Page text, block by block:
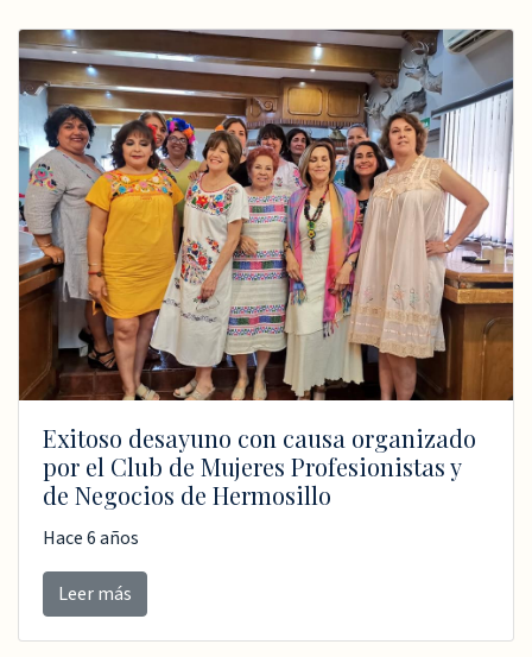
Exitoso desayuno con causa organizado
por el Club de Mujeres Profesionistas y
de Negocios de Hermosillo
Hace 6 años
Leer más